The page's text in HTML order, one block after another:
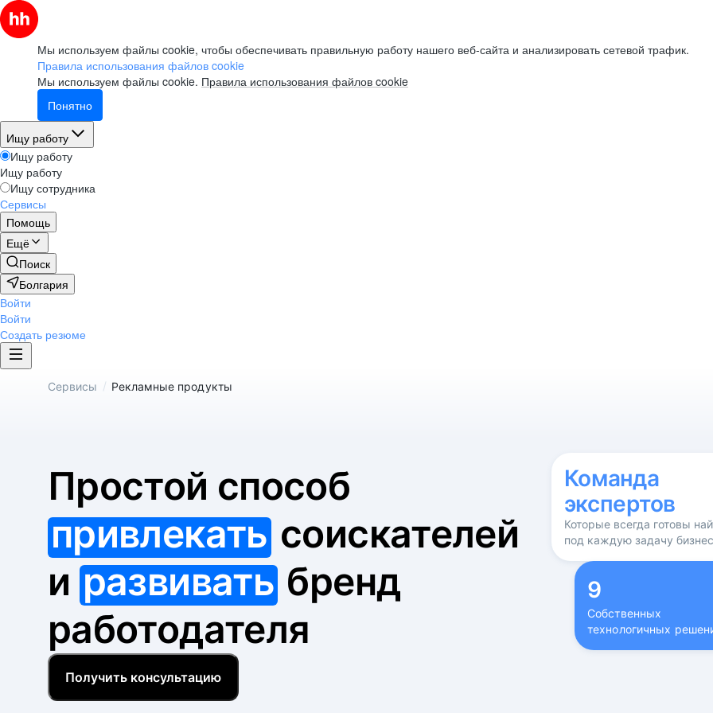
Мы используем файлы cookie, чтобы обеспечивать правильную работу нашего веб-сайта и анализировать сетевой трафик.
Правила использования файлов cookie
Мы используем файлы cookie. Правила использования файлов cookie
Понятно
Ищу работу
Ищу работу
Ищу работу
Ищу сотрудника
Сервисы
Помощь
Ещё
Поиск
Болгария
Войти
Войти
Создать резюме
Сервисы / Рекламные продукты
Простой способ
привлекатьсоискателей
и развивать бренд
работодателя
Получить консультацию
Команда
экспертов
Которые всегда готовы
под каждую задачу
9
Собственных
технологичных